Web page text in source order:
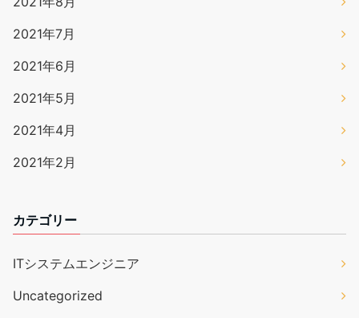
2021年7月
2021年6月
2021年5月
2021年4月
2021年2月
カテゴリー
ITシステムエンジニア
Uncategorized